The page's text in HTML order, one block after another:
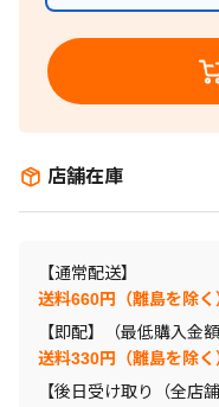
店舗在庫
【通常配送】
送料660円（離島を除
【即配】（最低購入金
送料330円（離島を除
【後日受け取り（全店舗